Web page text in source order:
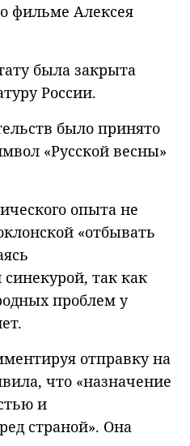
фильме Алексея
была закрыта
России.
было принято
«Русской весны»
опыта не
«отбывать
так как
проблем у
отправку на
что «назначение
и
страной». Она